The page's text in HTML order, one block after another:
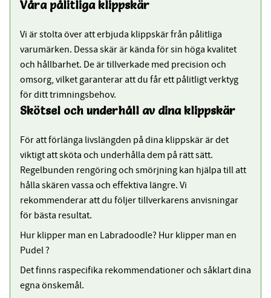
Våra pålitliga klippskär
Vi är stolta över att erbjuda klippskär från pålitliga
varumärken. Dessa skär är kända för sin höga kvalitet
och hållbarhet. De är tillverkade med precision och
omsorg, vilket garanterar att du får ett pålitligt verktyg
för ditt trimningsbehov.
Skötsel och underhåll av dina klippskär
För att förlänga livslängden på dina klippskär är det
viktigt att sköta och underhålla dem på rätt sätt.
Regelbunden rengöring och smörjning kan hjälpa till att
hålla skären vassa och effektiva längre. Vi
rekommenderar att du följer tillverkarens anvisningar
för bästa resultat.
Hur klipper man en Labradoodle? Hur klipper man en
Pudel ?
Det finns raspecifika rekommendationer och såklart dina
egna önskemål.